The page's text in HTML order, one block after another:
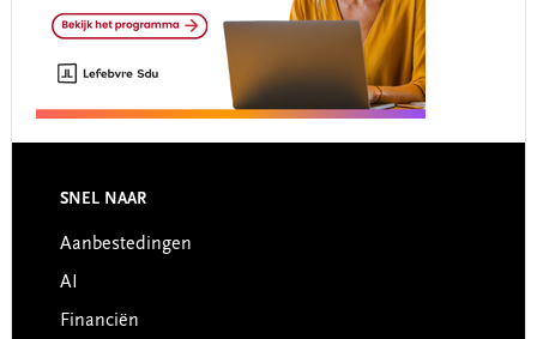
Footer
SNEL NAAR
Aanbestedingen
AI
Financiën